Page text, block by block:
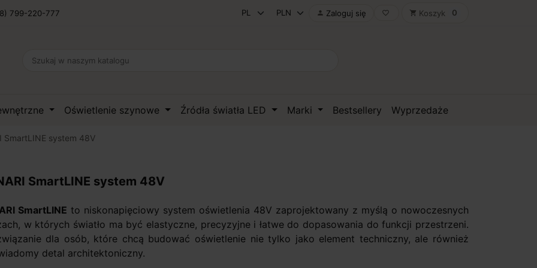
799-220-777  Zaloguj się favorite_border shopping_cart Koszyk 0
Oświetlenie szynowe Źródła światła LED Marki Bestsellery Wyprzedaże
SmartLINE system 48V
SmartLINE system 48V
SmartLINE to niskonapięciowy system oświetlenia 48V zaprojektowany z myślą o nowoczesnych
w których światło ma być elastyczne, precyzyjne i łatwe do dopasowania do funkcji przestrzeni.
dla osób, które chcą budować oświetlenie nie tylko jako element techniczny, ale również
detal architektoniczny.